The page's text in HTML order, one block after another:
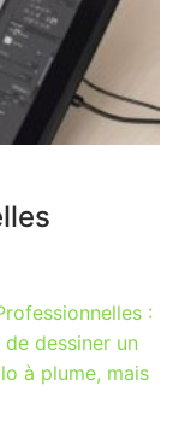
:
dessiner un
à plume, mais